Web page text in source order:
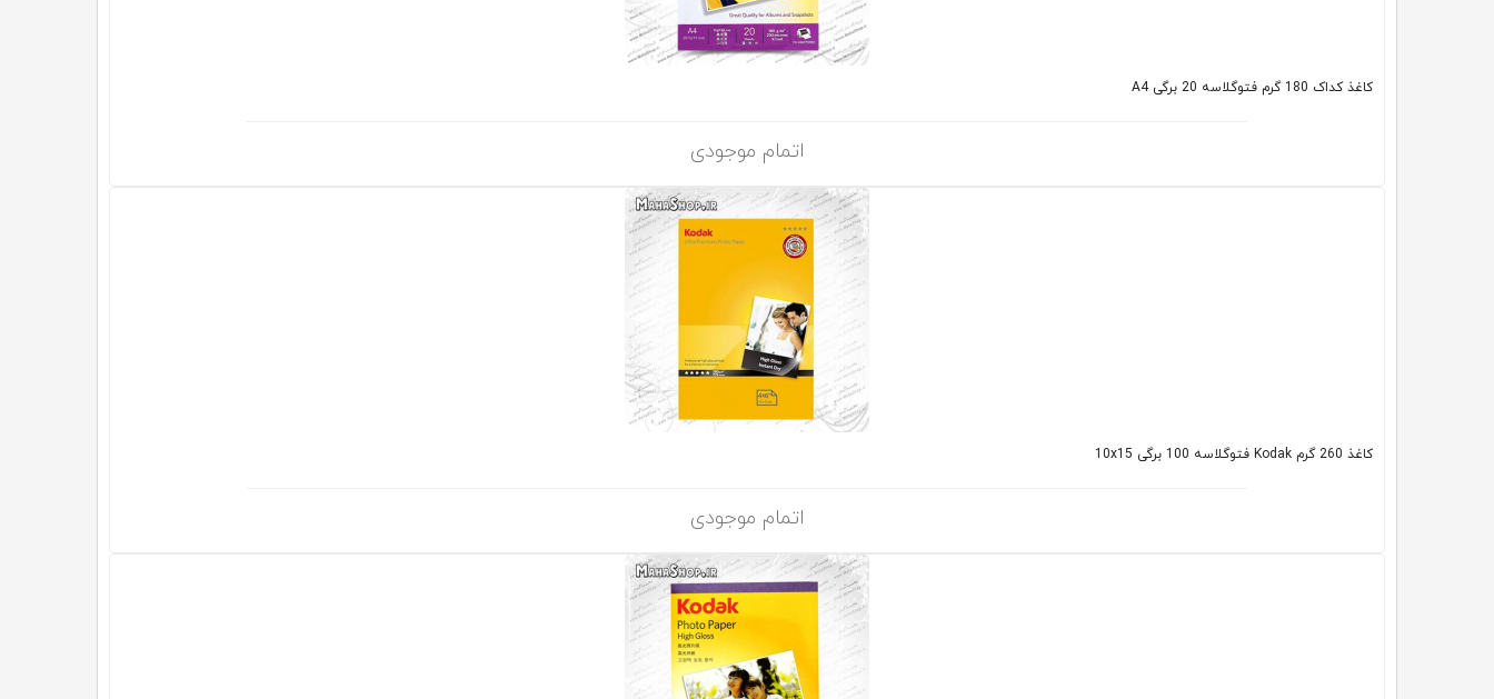
کاغذ کداک 180 گرم فتوگلاسه 20 برگی A4
اتمام موجودی
کاغذ 260 گرم Kodak فتوگلاسه 100 برگی 10x15
اتمام موجودی